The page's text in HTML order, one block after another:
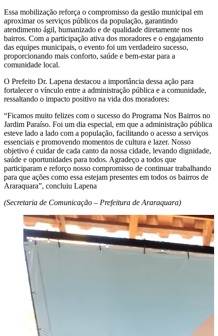
Essa mobilização reforça o compromisso da gestão municipal em
aproximar os serviços públicos da população, garantindo
atendimento ágil, humanizado e de qualidade diretamente nos
bairros. Com a participação ativa dos moradores e o engajamento
das equipes municipais, o evento foi um verdadeiro sucesso,
proporcionando mais conforto, saúde e bem-estar para a
comunidade local.
O Prefeito Dr. Lapena destacou a importância dessa ação para
fortalecer o vínculo entre a administração pública e a comunidade,
ressaltando o impacto positivo na vida dos moradores:
“Ficamos muito felizes com o sucesso do Programa Nos Bairros no
Jardim Paraíso. Foi um dia especial, em que a administração pública
esteve lado a lado com a população, facilitando o acesso a serviços
essenciais e promovendo momentos de cultura e lazer. Nosso
objetivo é cuidar de cada canto da nossa cidade, levando dignidade,
saúde e oportunidades para todos. Agradeço a todos que
participaram e reforço nosso compromisso de continuar trabalhando
para que ações como essa estejam presentes em todos os bairros de
Araraquara”, concluiu Lapena
(Secretaria de Comunicação – Prefeitura de Araraquara)